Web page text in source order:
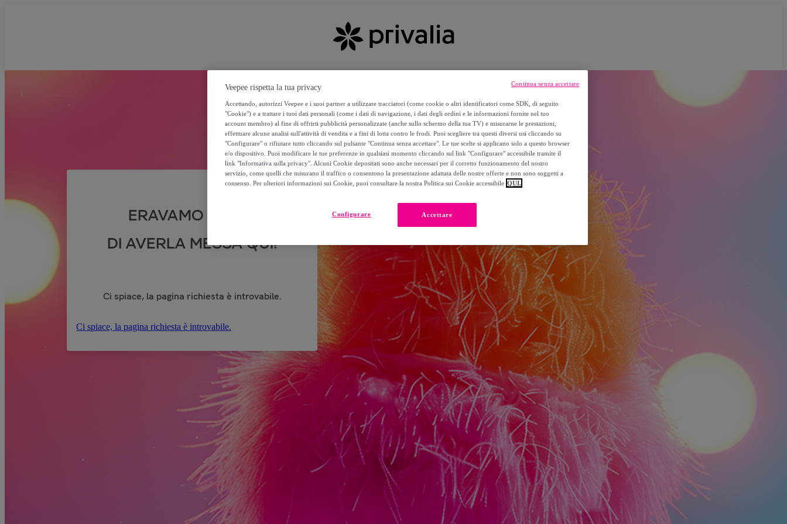
ERAVAMO SICURI
DI AVERLA MESSA QUI!
Ci spiace, la pagina richiesta è introvabile.
Ci spiace, la pagina richiesta è introvabile.
Veepee rispetta la tua privacy
Accettando, autorizzi Veepee e i suoi partner a utilizzare tracciatori (come cookie o altri identificatori come SDK, di seguito
"Cookie") e a trattare i tuoi dati personali (come i dati di navigazione, i dati degli ordini e le informazioni fornite nel tuo
account membro) al fine di offrirti pubblicità personalizzate (anche sullo schermo della tua TV) e misurarne le prestazioni,
effettuare alcune analisi sull'attività di vendita e a fini di lotta contro le frodi. Puoi scegliere tra questi diversi usi cliccando su
"Configurare" o rifiutare tutto cliccando sul pulsante "Continua senza accettare". Le tue scelte si applicano solo a questo browser
e/o dispositivo. Puoi modificare le tue preferenze in qualsiasi momento cliccando sul link "Configurare" accessibile tramite il
link "Informativa sulla privacy". Alcuni Cookie depositati sono anche necessari per il corretto funzionamento del nostro
servizio, come quelli che misurano il traffico o consentono la presentazione adattata delle nostre offerte e non sono soggetti a
consenso. Per ulteriori informazioni sui Cookie, puoi consultare la nostra Politica sui Cookie accessibile QUI.
Accettare
Configurare
Continua senza accettare